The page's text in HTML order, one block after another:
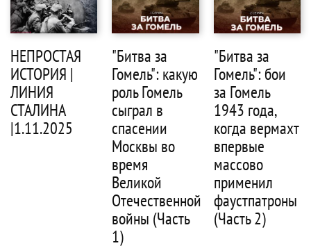
НЕПРОСТАЯ
ИСТОРИЯ |
ЛИНИЯ
СТАЛИНА
|1.11.2025
"Битва за
Гомель": какую
роль Гомель
сыграл в
спасении
Москвы во
время
Великой
Отечественной
войны (Часть
1)
"Битва за
Гомель": бои
за Гомель
1943 года,
когда вермахт
впервые
массово
применил
фаустпатроны
(Часть 2)